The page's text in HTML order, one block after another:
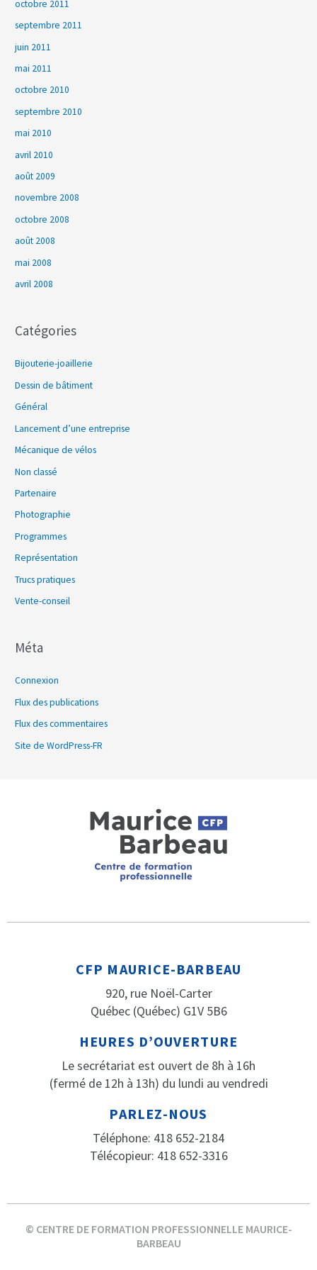
octobre 2011
septembre 2011
juin 2011
mai 2011
octobre 2010
septembre 2010
mai 2010
avril 2010
août 2009
novembre 2008
octobre 2008
août 2008
mai 2008
avril 2008
Catégories
Bijouterie-joaillerie
Dessin de bâtiment
Général
Lancement d’une entreprise
Mécanique de vélos
Non classé
Partenaire
Photographie
Programmes
Représentation
Trucs pratiques
Vente-conseil
Méta
Connexion
Flux des publications
Flux des commentaires
Site de WordPress-FR
CFP MAURICE-BARBEAU
920, rue Noël-Carter
Québec (Québec) G1V 5B6
HEURES D’OUVERTURE
Le secrétariat est ouvert de 8h à 16h
(fermé de 12h à 13h) du lundi au vendredi
PARLEZ-NOUS
Téléphone: 418 652-2184
Télécopieur: 418 652-3316
© CENTRE DE FORMATION PROFESSIONNELLE MAURICE-
BARBEAU